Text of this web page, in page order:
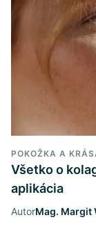
POKOŽKA A
Všetko o
aplikácia
AutorMag. Margit